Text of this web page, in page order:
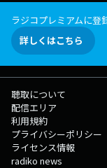
ラジコプレミアムに登
詳しくはこちら
聴取について
配信エリア
利用規約
プライバシーポリシー
ライセンス情報
radiko news